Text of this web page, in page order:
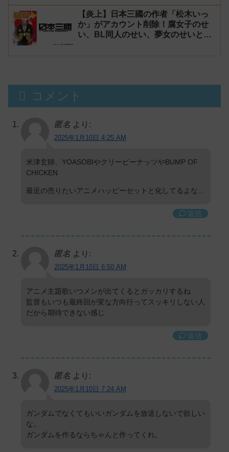
アニメ
【炎上】日本三國の作者「松木いっ
か」がアカウント削除！腐女子のせ
い、BL同人のせい、夢女のせいと騒
コメント
匿名 より:
2025年1月10日 4:25 AM
米津玄師、YOASOBIやクリーピーナッツやBUMP OF
CHICKEN
最近の売りたいアニメハッピーセットと化してるよな…
返信
匿名 より:
2025年1月10日 6:50 AM
アニメ主題歌いつメンが出てくるとガッカリするね
監督もいつも最終回が変な方向行ってスッキリしない人
だから期待できない感じ
返信
匿名 より:
2025年1月10日 7:24 AM
ガンダムでなくてもいいガンダムを放送しないで欲しい
な。
ガンダムを作るならちゃんと作ってくれ。